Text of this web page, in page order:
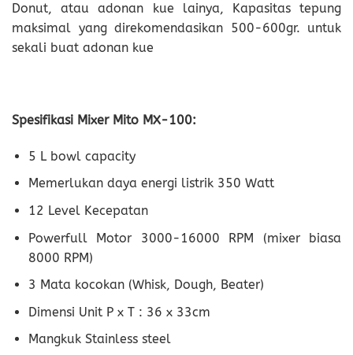
Donut, atau adonan kue lainya, Kapasitas tepung
maksimal yang direkomendasikan 500-600gr. untuk
sekali buat adonan kue
Spesifikasi Mixer Mito MX-100:
5 L bowl capacity
Memerlukan daya energi listrik 350 Watt
12 Level Kecepatan
Powerfull Motor 3000-16000 RPM (mixer biasa
8000 RPM)
3 Mata kocokan (Whisk, Dough, Beater)
Dimensi Unit P x T : 36 x 33cm
Mangkuk Stainless steel